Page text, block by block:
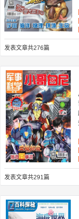
发表文章共276篇
发表文章共291篇